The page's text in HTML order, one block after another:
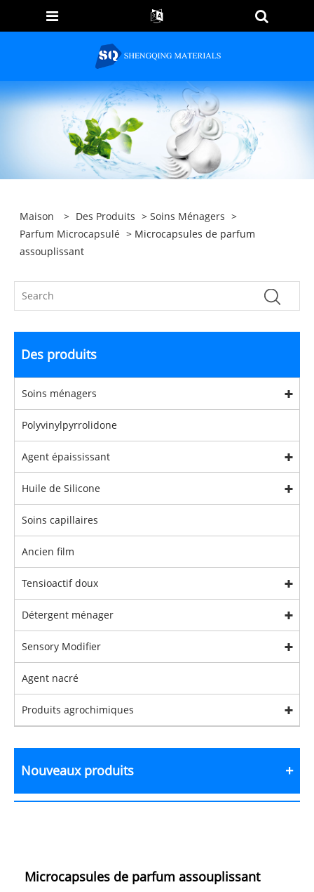
Maison > Des Produits >Soins Ménagers >
Parfum Microcapsulé > Microcapsules de parfum
assouplissant
Des produits
Soins ménagers
Polyvinylpyrrolidone
Agent épaississant
Huile de Silicone
Soins capillaires
Ancien film
Tensioactif doux
Détergent ménager
Sensory Modifier
Agent nacré
Produits agrochimiques
Nouveaux produits
Microcapsules de parfum assouplissant